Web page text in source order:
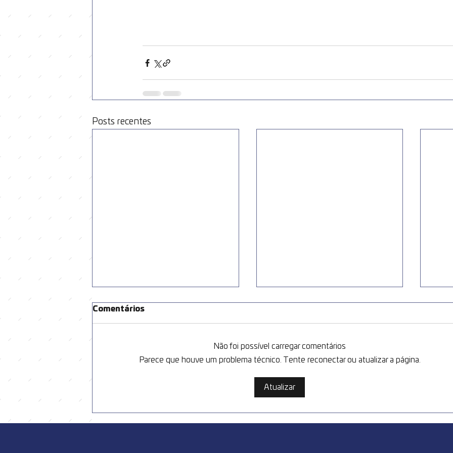
Posts recentes
Estação Oktoberfest
começa nesta quarta-feira
Comentários
Não foi possível carregar comentários
Parece que houve um problema técnico. Tente reconectar ou atualizar a página.
Atualizar